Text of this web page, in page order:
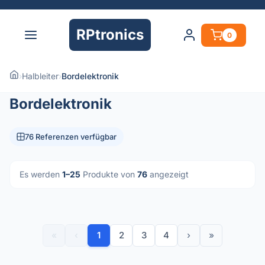
RPtronics 0
›Halbleiter›Bordelektronik
Bordelektronik
76 Referenzen verfügbar
Es werden 1–25 Produkte von 76 angezeigt
1 2 3 4 › »